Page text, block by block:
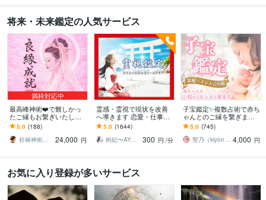
将来・未来鑑定の人気サービス
満枠対応中
最高峰神術❤️で難しかっ
たご縁もお繋ぎいたしま
す 【最強縁結びの最上
形】あなたの願いを具現
化させます※悪用厳禁
5.0 (188)
祈祷神術師 神羅
24,000 円
霊感・霊視で現状を改善
へ導きます 恋愛・仕事・
相手のお気持ち・未来の
兆し✴︎霊視で鑑定します
5.0 (1644)
絢妃〜AYAKI〜霊視鑑定師
300 円 /分
子宝鑑定✨複数占術で赤ち
ゃんとのご縁を繋ぎます
妊活・不妊でお悩みの方
へ✨子供の性別・時期・妊
娠のアドバイス
5.0 (745)
聖乃（kiyono）★子宝鑑定占い師★ 4,000 円
お気に入り登録が多いサービス